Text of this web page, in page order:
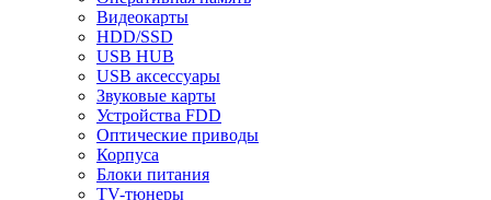
Видеокарты
HDD/SSD
USB HUB
USB аксессуары
Звуковые карты
Устройства FDD
Оптические приводы
Корпуса
Блоки питания
TV-тюнеры